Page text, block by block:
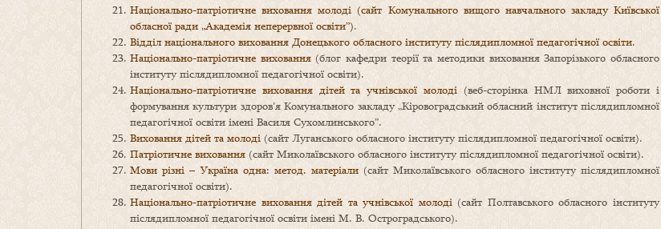
Національно-патріотичне виховання молоді (сайт Комунального вищого навчального закладу Київської
обласної ради „Академія неперервної освіти”).
Відділ національного виховання Донецького обласного інституту післядипломної педагогічної освіти.
Національно-патріотичне виховання(блог кафедри теорії та методики виховання Запорізького обласного
інституту післядипломної педагогічної освіти).
Національно-патріотичне виховання дітей та учнівської молоді (веб-сторінка НМЛ виховної роботи і
формування культури здоров’я Комунального закладу „Кіровоградський обласний інститут післядипломної
педагогічної освіти імені Василя Сухомлинського”.
Виховання дітей та молоді (сайт Луганського обласного інституту післядипломної педагогічної освіти).
Патріотичне виховання (сайт Миколаївського обласного інституту післядипломної педагогічної освіти).
Мови різні – Україна одна: метод. матеріали (сайт Миколаївського обласного інституту післядипломної
педагогічної освіти).
Національно-патріотичне виховання дітей та учнівської молоді(сайт Полтавського обласного інституту
післядипломної педагогічної освіти імені М. В. Остроградського).